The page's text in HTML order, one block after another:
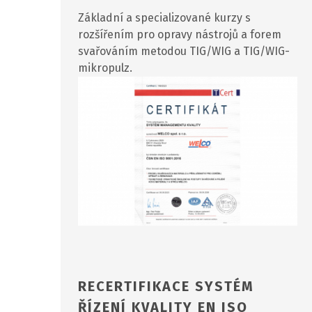
Základní a specializované kurzy s
rozšířením pro opravy nástrojů a forem
svařováním metodou TIG/WIG a TIG/WIG-
mikropulz.
RECERTIFIKACE SYSTÉM
ŘÍZENÍ KVALITY EN ISO